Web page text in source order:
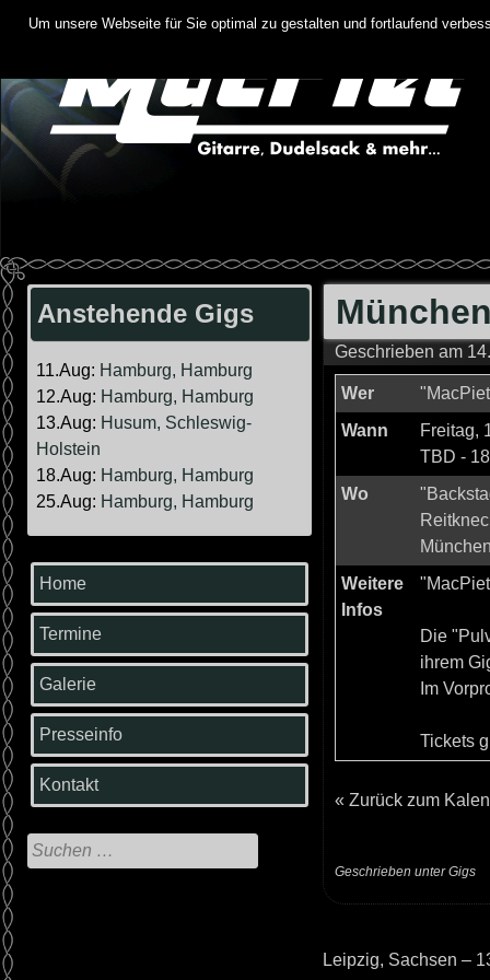
Anstehende Gigs
11.Aug: Hamburg, Hamburg
12.Aug: Hamburg, Hamburg
13.Aug: Husum, Schleswig-
Holstein
18.Aug: Hamburg, Hamburg
25.Aug: Hamburg, Hamburg
Home
Termine
Galerie
Presseinfo
Kontakt
Suche
nach:
Geschrieben am
Wer
Wann
Freitag,
TBD -
Wo
Weitere
Infos
Die
ihrem
Im
Tickets
« Zurück zum
Geschrieben unterGigs
Beitrags-
Leipzig, Sachsen –
Um unsere Webseite für Sie optimal zu gestalten und fortlaufend